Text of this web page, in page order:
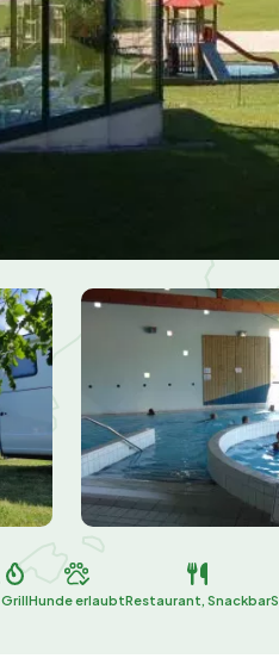
GrillHunde erlaubtRestaurant, Snackbar